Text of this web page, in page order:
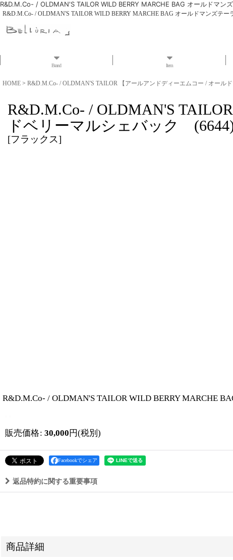
R&D.M.Co- / OLDMAN'S TAILOR WILD BERRY MARCHE BAG オールドマ
R&D.M.Co- / OLDMAN'S TAILOR WILD BERRY MARCHE BAG オールドマンズテ
Brand Item
HOME > R&D.M.Co- / OLDMAN'S TAILOR 【アールアンドディーエムコー / オールド
R&D.M.Co- / OLDMAN'S
ドベリーマルシェバック
[フラックス]
R&D.M.Co- / OLDMAN'S TAILOR WILD BERRY MARCHE
販売価格: 30,000 円(税別)
Facebookでシェア
返品特約に関する重要事項
商品詳細